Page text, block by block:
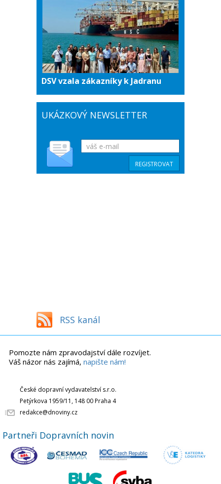
DSV vzala zákazníky k Jadranu
UKÁZKOVÝ NEWSLETTER
RSS kanál
Pomozte nám zpravodajství dále rozvíjet.
Váš názor nás zajímá, napište nám!
České dopravní vydavatelství s.r.o.
Petýrkova 1959/11, 148 00 Praha 4
redakce@dnoviny.cz
Partneři Dopravních novin